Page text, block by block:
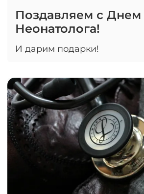
Поздавляем с Днем
Неонатолога!
И дарим подарки!